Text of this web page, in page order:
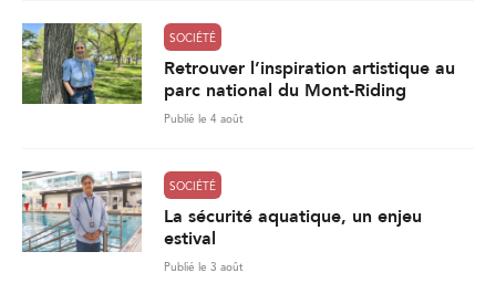
SOCIÉTÉ
Retrouver l’inspiration artistique au
parc national du Mont-Riding
Publié le 4 août
SOCIÉTÉ
La sécurité aquatique, un enjeu
estival
Publié le 3 août